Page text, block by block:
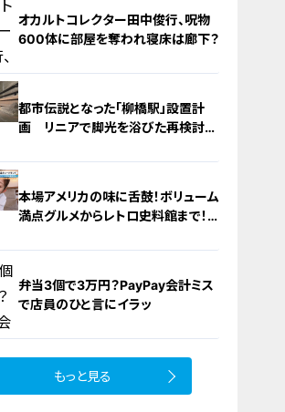
オカルトコレクター田中俊行、呪物
600体に部屋を奪われ寝床は廊下？
都市伝説となった「柳橋駅」設置計
画 リニアで脚光を浴びた再検討の
本場アメリカの味に舌鼓！ボリューム
満点グルメからレトロ史料館まで！
弁当3個で3万円？PayPay会計ミス
で店員のひと言にイラッ
もっと見る